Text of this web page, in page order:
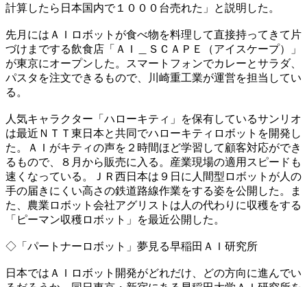
計算したら日本国内で１０００台売れた」と説明した。
先月にはＡＩロボットが食べ物を料理して直接持ってきて片
づけまでする飲食店「ＡＩ＿ＳＣＡＰＥ（アイスケープ）」
が東京にオープンした。スマートフォンでカレーとサラダ、
パスタを注文できるもので、川崎重工業が運営を担当してい
る。
人気キャラクター「ハローキティ」を保有しているサンリオ
は最近ＮＴＴ東日本と共同でハローキティロボットを開発し
た。ＡＩがキティの声を２時間ほど学習して顧客対応ができ
るもので、８月から販売に入る。産業現場の適用スピードも
速くなっている。ＪＲ西日本は９日に人間型ロボットが人の
手の届きにくい高さの鉄道路線作業をする姿を公開した。ま
た、農業ロボット会社アグリストは人の代わりに収穫をする
「ピーマン収穫ロボット」を最近公開した。
◇「パートナーロボット」夢見る早稲田ＡＩ研究所
日本ではＡＩロボット開発がどれだけ、どの方向に進んでい